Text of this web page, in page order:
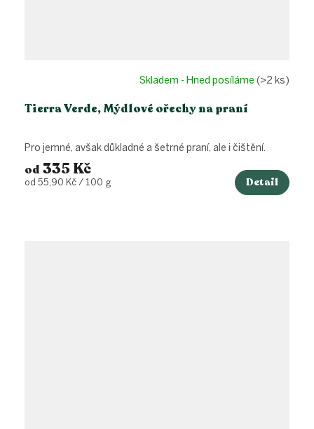
Tierra Verde, Mýdlové ořechy na praní
Skladem - Hned posíláme (>2 ks)
od 335 Kč
Měrná
od 55,90 Kč / 100 g Detail
Pro jemné, avšak důkladné a šetrné praní, ale i čištění.